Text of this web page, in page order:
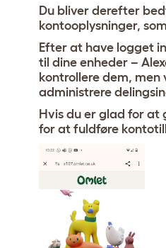
Du bliver derefter
kontooplysninger,
Efter at have logget
til dine enheder –
kontrollere dem,
administrere
Hvis du er glad for at
for at fuldføre